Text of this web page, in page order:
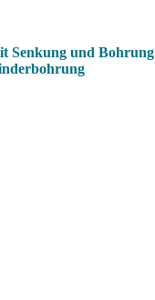
Senkung und Bohrung